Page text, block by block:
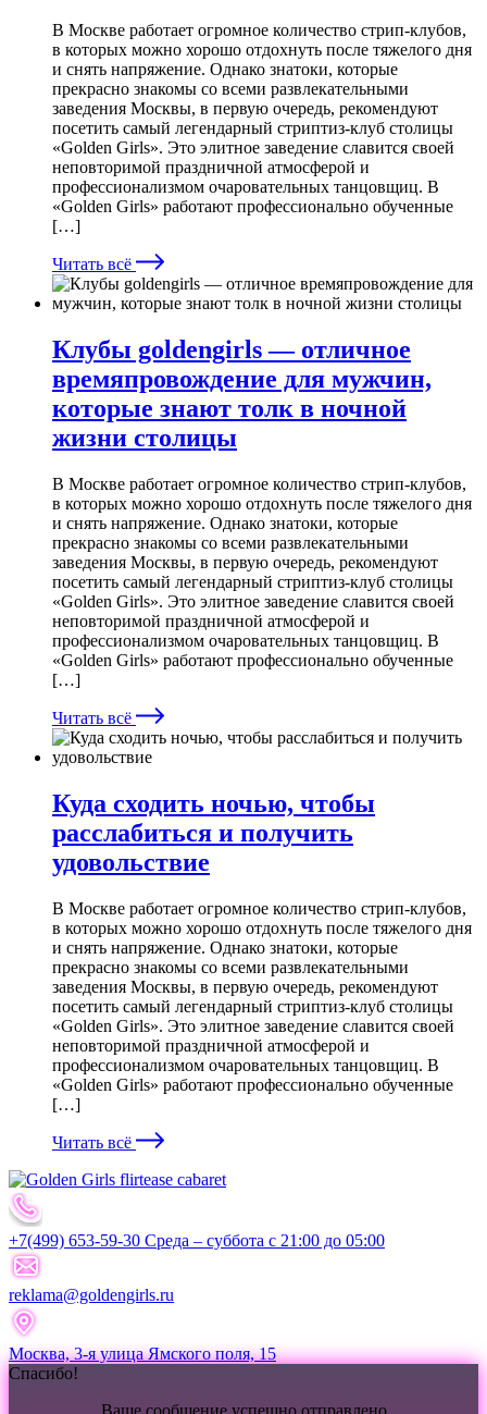
В Москве работает огромное количество стрип-клубов,
в которых можно хорошо отдохнуть после тяжелого дня
и снять напряжение. Однако знатоки, которые
прекрасно знакомы со всеми развлекательными
заведения Москвы, в первую очередь, рекомендуют
посетить самый легендарный стриптиз-клуб столицы
«Golden Girls». Это элитное заведение славится своей
неповторимой праздничной атмосферой и
профессионализмом очаровательных танцовщиц. В
«Golden Girls» работают профессионально обученные
[…]
Читать всё
Клубы goldengirls — отличное
времяпровождение для мужчин,
которые знают толк в ночной
жизни столицы
В Москве работает огромное количество стрип-клубов,
в которых можно хорошо отдохнуть после тяжелого дня
и снять напряжение. Однако знатоки, которые
прекрасно знакомы со всеми развлекательными
заведения Москвы, в первую очередь, рекомендуют
посетить самый легендарный стриптиз-клуб столицы
«Golden Girls». Это элитное заведение славится своей
неповторимой праздничной атмосферой и
профессионализмом очаровательных танцовщиц. В
«Golden Girls» работают профессионально обученные
[…]
Читать всё
Куда сходить ночью, чтобы
расслабиться и получить
удовольствие
В Москве работает огромное количество стрип-клубов,
в которых можно хорошо отдохнуть после тяжелого дня
и снять напряжение. Однако знатоки, которые
прекрасно знакомы со всеми развлекательными
заведения Москвы, в первую очередь, рекомендуют
посетить самый легендарный стриптиз-клуб столицы
«Golden Girls». Это элитное заведение славится своей
неповторимой праздничной атмосферой и
профессионализмом очаровательных танцовщиц. В
«Golden Girls» работают профессионально обученные
[…]
Читать всё
+7(499) 653-59-30 Среда – суббота с 21:00 до 05:00
reklama@goldengirls.ru
Москва, 3-я улица Ямского поля, 15
Спасибо!
Ваше сообщение успешно отправлено